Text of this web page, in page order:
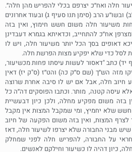
חלה ואח׳׳כ יצרפם בכלי להפריש מהן חלה״.
ובשו׳׳ע הרב (סימן תנו סעיף ג) ובעוד אחרונים
משיעור חלה משום חשש חימוץ, ואין בזה
אח׳׳כ להתחייב, וכדאיתא בגמרא דעבדינן
דאופים בסך הכל יותר משיעור חלה, ויש לו
לסל כדי שלא יפקיע מצות הפרשת חלה.
יד) כתב "דאסור לעשות עיסתו פחות מכשיעור,
מזה הש׳׳ך (שם ס׳׳ק כה) והט׳׳ז (ס"ק יז) דאין
חיוב חלה, אבל אם יש לו סיבה אחרת שרוצה
עיסה קטנה, מותר. וכתבו הפוסקים דה׳׳ה כל
בזה משום מפקיע מחלה, ולכן כיון דבעשיית
שלא יחמיץ, ומי שמקבל המצות אין מקבל
לצרף המצות, ואין בזה משום הפקעה של חיוב
מבני החבורה שלא יצרפו לשיעור חלה, דאז
על החבורה, להפריש חלה לפני שמחלק
כיון דהיה לו כשיעור וחילקם לאנשים.